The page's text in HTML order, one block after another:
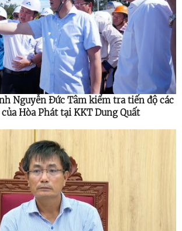
Nguyễn Đức Tâm kiểm tra tiến độ các
Hòa Phát tại KKT Dung Quất